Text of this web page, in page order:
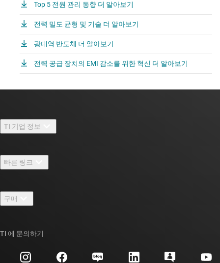
Top 5 전원 관리 동향 더 알아보기
전력 밀도 균형 및 기술 더 알아보기
광대역 반도체 더 알아보기
전력 공급 장치의 EMI 감소를 위한 혁신 더 알아보기
TI 기업 정보
채용
뉴스룸
이벤트
투자 관계
빠른 링크
TI E2E™ 설계 지원 포럼
대체품 검색
고객 지원 센터
구매
TI 에 문의하기